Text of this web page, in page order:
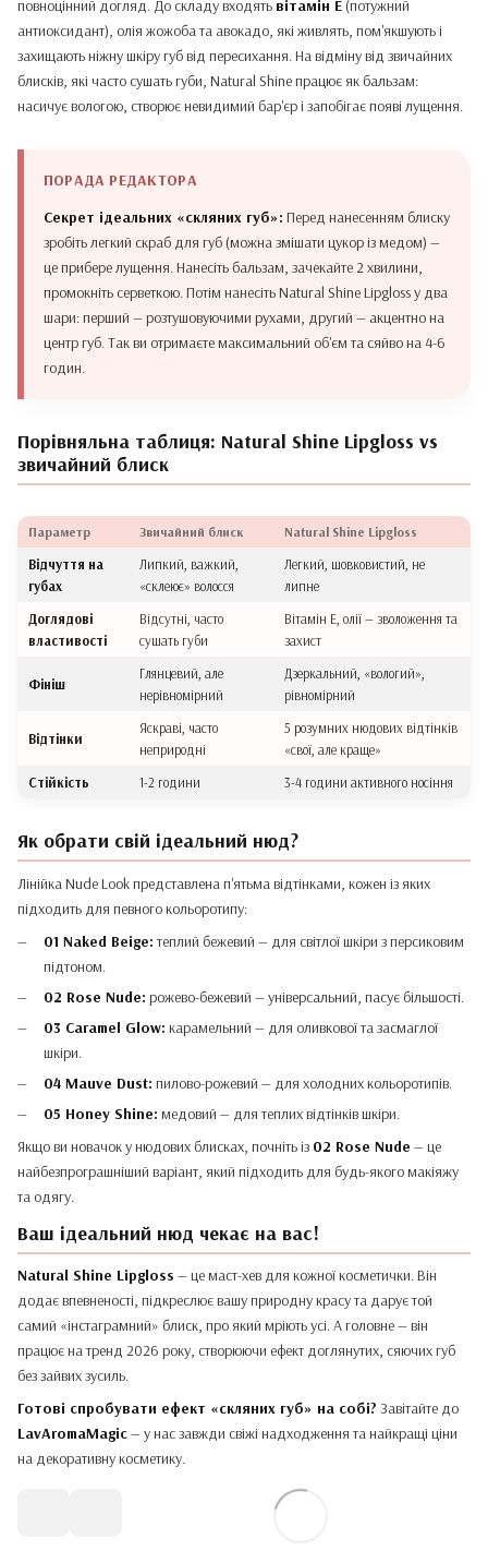
повноцінний догляд. До складу входять вітамін Е (потужний
антиоксидант), олія жожоба та авокадо, які живлять, пом'якшують і
захищають ніжну шкіру губ від пересихання. На відміну від звичайних
блисків, які часто сушать губи, Natural Shine працює як бальзам:
насичує вологою, створює невидимий бар'єр і запобігає появі лущення.
Секрет ідеальних «скляних губ»: Перед нанесенням блиску
зробіть легкий скраб для губ (можна змішати цукор із медом) —
це прибере лущення. Нанесіть бальзам, зачекайте 2 хвилини,
промокніть серветкою. Потім нанесіть Natural Shine Lipgloss у два
шари: перший — розтушовуючими рухами, другий — акцентно на
центр губ. Так ви отримаєте максимальний об'єм та сяйво на 4-6
годин.
Порівняльна таблиця: Natural Shine Lipgloss vs
звичайний блиск
Параметр Звичайний блиск Natural Shine Lipgloss
Відчуття на
губах
Липкий, важкий,
«склеює» волосся
Легкий, шовковистий, не
липне
Доглядові
властивості
Відсутні, часто
сушать губи
Вітамін Е, олії — зволоження та
захист
Фініш
Глянцевий, але
нерівномірний
Дзеркальний, «вологий»,
рівномірний
Відтінки
Яскраві, часто
неприродні
5 розумних нюдових відтінків
«свої, але краще»
Стійкість
1-2 години 3-4 години активного носіння
Як обрати свій ідеальний нюд?
Лінійка Nude Look представлена п'ятьма відтінками, кожен із яких
підходить для певного кольоротипу:
01 Naked Beige:теплий бежевий — для світлої шкіри з персиковим
підтоном.
02 Rose Nude: рожево-бежевий — універсальний, пасує більшості.
03 Caramel Glow: карамельний — для оливкової та засмаглої
шкіри.
04 Mauve Dust: пилово-рожевий — для холодних кольоротипів.
05 Honey Shine: медовий — для теплих відтінків шкіри.
Якщо ви новачок у нюдових блисках, почніть із 02 Rose Nude — це
найбезпрограшніший варіант, який підходить для будь-якого макіяжу
та одягу.
Ваш ідеальний нюд чекає на вас!
Natural Shine Lipgloss — це маст-хев для кожної косметички. Він
додає впевненості, підкреслює вашу природну красу та дарує той
самий «інстаграмний» блиск, про який мріють усі. А головне — він
працює на тренд 2026 року, створюючи ефект доглянутих, сяючих губ
без зайвих зусиль.
Готові спробувати ефект «скляних губ» на собі? Завітайте до
LavAromaMagic— у нас завжди свіжі надходження та найкращі ціни
на декоративну косметику.